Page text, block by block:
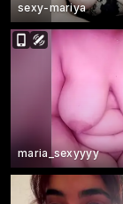
sexy-mariya
maria_sexyyyy